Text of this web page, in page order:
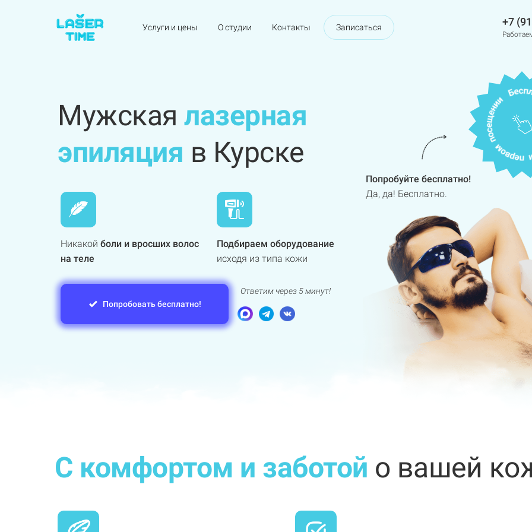
Услуги и цены О студии Контакты Записаться +7
Попробуйте бесплатно!
Да, да! Бесплатно.
Мужскаялазерная
эпиляция в Курске
Никакой боли и вросших волос
на теле
Подбираем оборудование
исходя из типа кожи
Попробовать бесплатно!
Ответим через 5 минут!
С комфортом и заботой о вашей